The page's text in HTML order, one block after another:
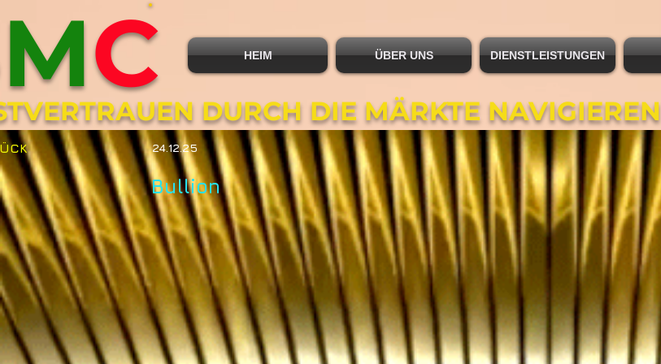
DURCH DIE MÄRKTE NAVIGIEREN
MC HEIM ÜBER UNS DIENSTLEISTUNGEN
24.12.25
Bullion